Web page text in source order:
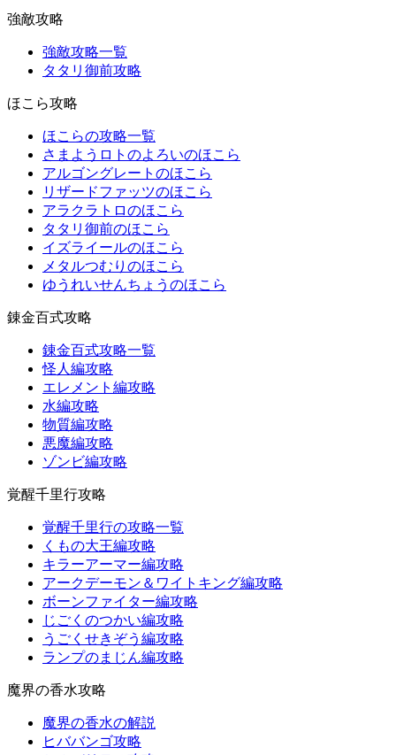
強敵攻略
強敵攻略一覧
タタリ御前攻略
ほこら攻略
ほこらの攻略一覧
さまようロトのよろいのほこら
アルゴングレートのほこら
リザードファッツのほこら
アラクラトロのほこら
タタリ御前のほこら
イズライールのほこら
メタルつむりのほこら
ゆうれいせんちょうのほこら
錬金百式攻略
錬金百式攻略一覧
怪人編攻略
エレメント編攻略
水編攻略
物質編攻略
悪魔編攻略
ゾンビ編攻略
覚醒千里行攻略
覚醒千里行の攻略一覧
くもの大王編攻略
キラーアーマー編攻略
アークデーモン＆ワイトキング編攻略
ボーンファイター編攻略
じごくのつかい編攻略
うごくせきぞう編攻略
ランプのまじん編攻略
魔界の香水攻略
魔界の香水の解説
ヒババンゴ攻略